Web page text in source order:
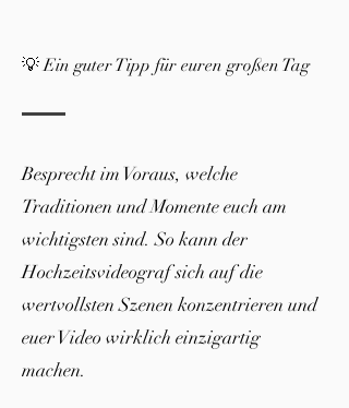
💡 Ein guter Tipp für euren großen Tag
Besprecht im Voraus, welche
Traditionen und Momente euch am
wichtigsten sind. So kann der
Hochzeitsvideograf sich auf die
wertvollsten Szenen konzentrieren und
euer Video wirklich einzigartig
machen.